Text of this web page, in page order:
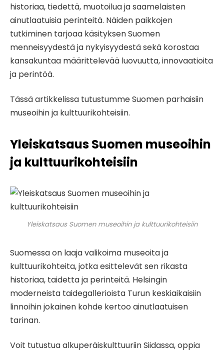
historiaa, tiedettä, muotoilua ja saamelaisten
ainutlaatuisia perinteitä. Näiden paikkojen
tutkiminen tarjoaa käsityksen Suomen
menneisyydestä ja nykyisyydestä sekä korostaa
kansakuntaa määrittelevää luovuutta, innovaatioita
ja perintöä.
Tässä artikkelissa tutustumme Suomen parhaisiin
museoihin ja kulttuurikohteisiin.
Yleiskatsaus Suomen museoihin
ja kulttuurikohteisiin
Yleiskatsaus Suomen museoihin ja kulttuurikohteisiin
Suomessa on laaja valikoima museoita ja
kulttuurikohteita, jotka esittelevät sen rikasta
historiaa, taidetta ja perinteitä. Helsingin
moderneista taidegallerioista Turun keskiaikaisiin
linnoihin jokainen kohde kertoo ainutlaatuisen
tarinan.
Voit tutustua alkuperäiskulttuuriin Siidassa, oppia